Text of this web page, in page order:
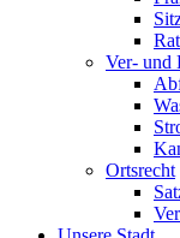
Ver- und
Ortsrecht